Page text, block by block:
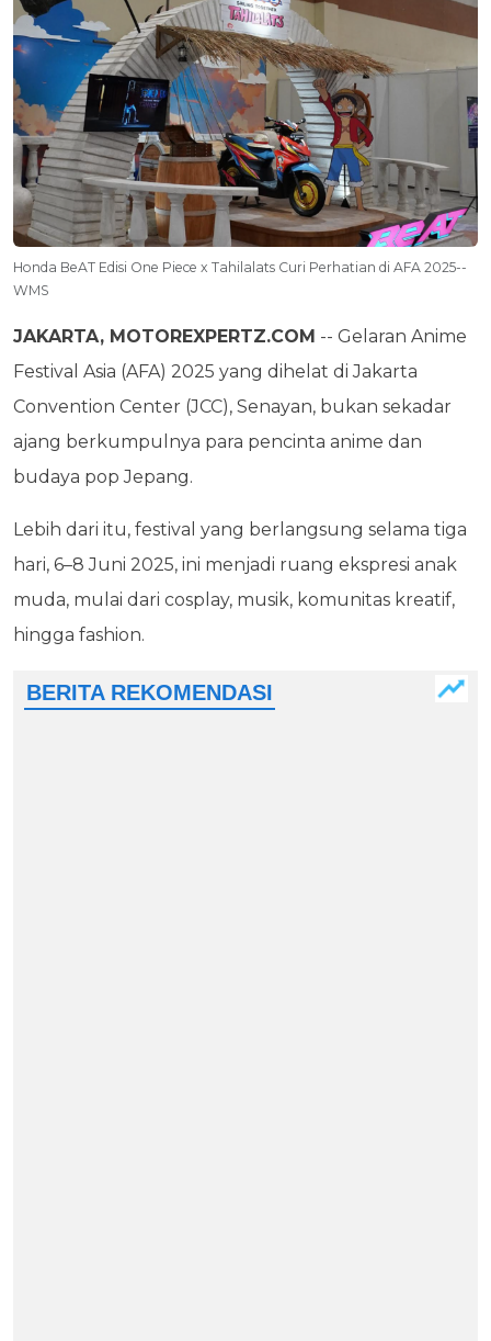
Honda BeAT Edisi One Piece x Tahilalats Curi Perhatian di AFA 2025--
WMS
JAKARTA, MOTOREXPERTZ.COM -- Gelaran Anime
Festival Asia (AFA) 2025 yang dihelat di Jakarta
Convention Center (JCC), Senayan, bukan sekadar
ajang berkumpulnya para pencinta anime dan
budaya pop Jepang.
Lebih dari itu, festival yang berlangsung selama tiga
hari, 6–8 Juni 2025, ini menjadi ruang ekspresi anak
muda, mulai dari cosplay, musik, komunitas kreatif,
hingga fashion.